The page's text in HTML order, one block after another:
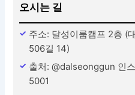
오시는 길
주소: 달성이룸캠프 2층 (
506길 14)
출처: @dalseonggun 인
5001